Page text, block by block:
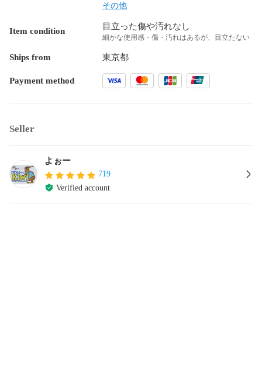
その他
Item condition 目立った傷や汚れなし
細かな使用感・傷・汚れはあるが、目立たない
Ships from 東京都
Payment method
Seller
よぉー
719
Verified account